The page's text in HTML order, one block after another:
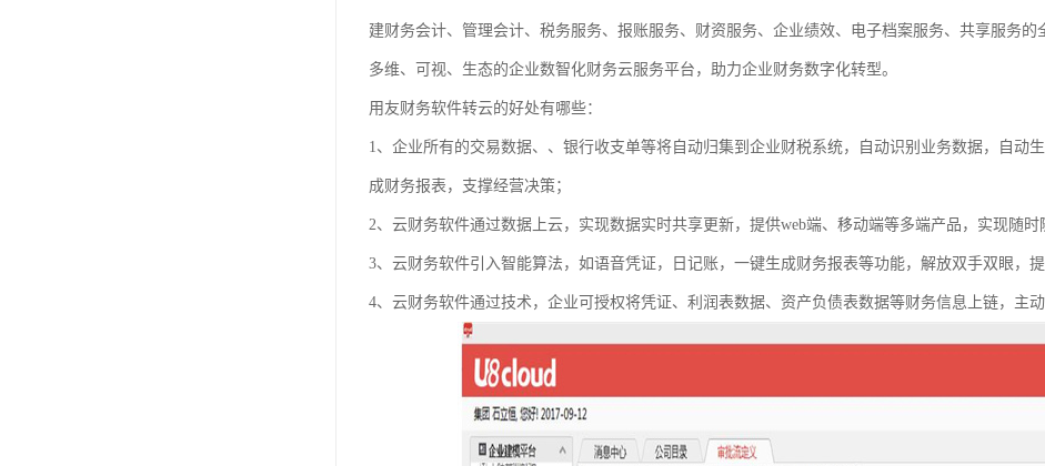
建财务会计、管理会计、税务服务、报账服务、财资服务、企业绩效、电子档案服务、共享服务的
多维、可视、生态的企业数智化财务云服务平台，助力企业财务数字化转型。
用友财务软件转云的好处有哪些：
1、企业所有的交易数据、、银行收支单等将自动归集到企业财税系统，自动识别业务数据，自动
成财务报表，支撑经营决策；
2、云财务软件通过数据上云，实现数据实时共享更新，提供web端、移动端等多端产品，实现随时
3、云财务软件引入智能算法，如语音凭证，日记账，一键生成财务报表等功能，解放双手双眼，提
4、云财务软件通过技术，企业可授权将凭证、利润表数据、资产负债表数据等财务信息上链，主动